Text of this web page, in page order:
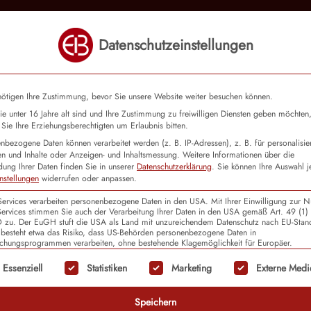
Fortbildungen Coaching Sprachkurse
Datenschutzeinstellungen
Ihre Zustimmung, bevor Sie unsere Website weiter besuchen können.
unter 16 Jahre alt sind und Ihre Zustimmung zu freiwilligen Diensten geben möchten,
Sie Ihre Erziehungsberechtigten um Erlaubnis bitten.
Daten können verarbeitet werden (z. B. IP-Adressen), z. B. für
und Inhalte oder Anzeigen- und Inhaltsmessung. Weitere Informationen über die
Ihrer Daten finden Sie in unserer Datenschutzerklärung. Sie können Ihre Auswahl
widerrufen oder anpassen.
verarbeiten personenbezogene Daten in den USA. Mit Ihrer Einwilligung zur
stimmen Sie auch der Verarbeitung Ihrer Daten in den USA gemäß Art. 49
zu. Der EuGH stuft die USA als Land mit unzureichendem Datenschutz nach EU-
etwa das Risiko, dass US-Behörden personenbezogene Daten in
verarbeiten, ohne bestehende Klagemöglichkeit für Europäer.
eine Liste der Service-Gruppen, für die eine
Essenziell Statistiken Marketing Externe
Speichern